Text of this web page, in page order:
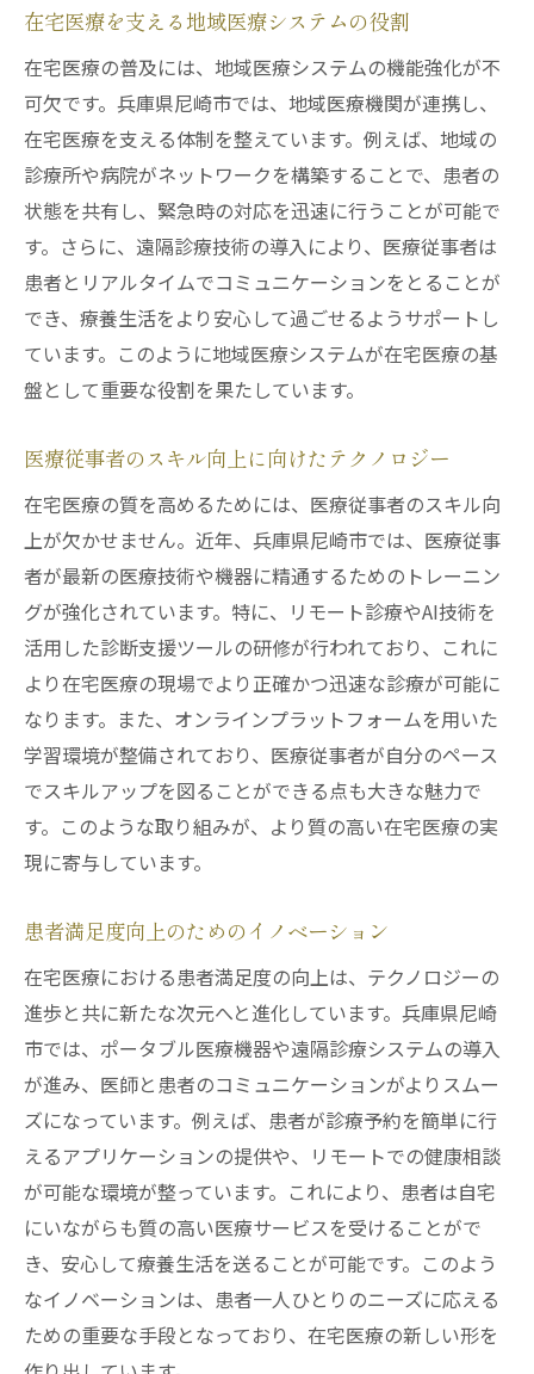
在宅医療を支える地域医療システムの役割
在宅医療の普及には、地域医療システムの機能強化が不
可欠です。兵庫県尼崎市では、地域医療機関が連携し、
在宅医療を支える体制を整えています。例えば、地域の
診療所や病院がネットワークを構築することで、患者の
状態を共有し、緊急時の対応を迅速に行うことが可能で
す。さらに、遠隔診療技術の導入により、医療従事者は
患者とリアルタイムでコミュニケーションをとることが
でき、療養生活をより安心して過ごせるようサポートし
ています。このように地域医療システムが在宅医療の基
盤として重要な役割を果たしています。
医療従事者のスキル向上に向けたテクノロジー
在宅医療の質を高めるためには、医療従事者のスキル向
上が欠かせません。近年、兵庫県尼崎市では、医療従事
者が最新の医療技術や機器に精通するためのトレーニン
グが強化されています。特に、リモート診療やAI技術を
活用した診断支援ツールの研修が行われており、これに
より在宅医療の現場でより正確かつ迅速な診療が可能に
なります。また、オンラインプラットフォームを用いた
学習環境が整備されており、医療従事者が自分のペース
でスキルアップを図ることができる点も大きな魅力で
す。このような取り組みが、より質の高い在宅医療の実
現に寄与しています。
患者満足度向上のためのイノベーション
在宅医療における患者満足度の向上は、テクノロジーの
進歩と共に新たな次元へと進化しています。兵庫県尼崎
市では、ポータブル医療機器や遠隔診療システムの導入
が進み、医師と患者のコミュニケーションがよりスムー
ズになっています。例えば、患者が診療予約を簡単に行
えるアプリケーションの提供や、リモートでの健康相談
が可能な環境が整っています。これにより、患者は自宅
にいながらも質の高い医療サービスを受けることがで
き、安心して療養生活を送ることが可能です。このよう
なイノベーションは、患者一人ひとりのニーズに応える
ための重要な手段となっており、在宅医療の新しい形を